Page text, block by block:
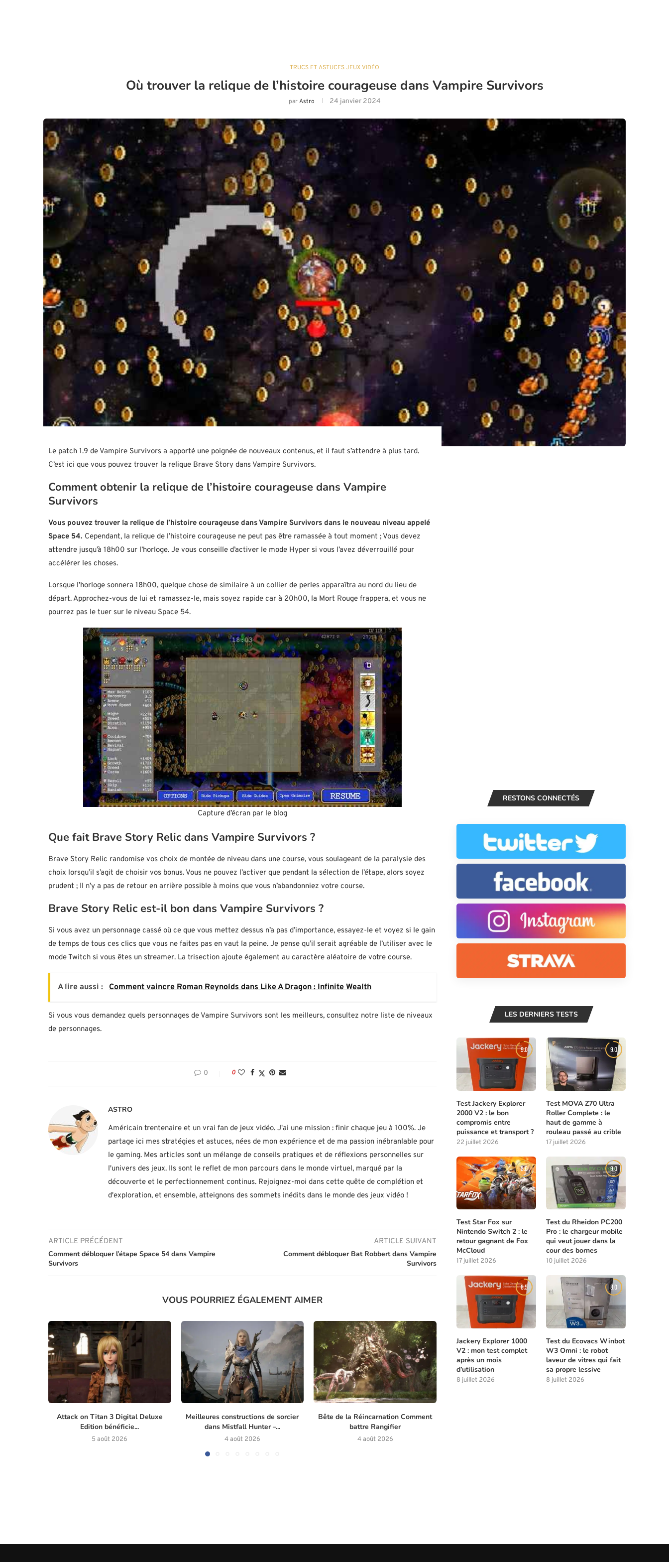
TRUCS ET ASTUCES JEUX VIDÉO
Où trouver la relique de l’histoire courageuse dans Vampire Survivors
parAstro 24 janvier 2024
Le patch 1.9 de Vampire Survivors a apporté une poignée de nouveaux contenus, et il faut s’attendre à plus tard.
C’est ici que vous pouvez trouver la relique Brave Story dans Vampire Survivors.
Comment obtenir la relique de l’histoire courageuse dans Vampire
Survivors
Vous pouvez trouver la relique de l’histoire courageuse dans Vampire Survivors dans le nouveau niveau appelé
Space 54. Cependant, la relique de l’histoire courageuse ne peut pas être ramassée à tout moment ; Vous devez
attendre jusqu’à 18h00 sur l’horloge. Je vous conseille d’activer le mode Hyper si vous l’avez déverrouillé pour
accélérer les choses.
Lorsque l’horloge sonnera 18h00, quelque chose de similaire à un collier de perles apparaîtra au nord du lieu de
départ. Approchez-vous de lui et ramassez-le, mais soyez rapide car à 20h00, la Mort Rouge frappera, et vous ne
pourrez pas le tuer sur le niveau Space 54.
Capture d’écran par le blog
Que fait Brave Story Relic dans Vampire Survivors ?
Brave Story Relic randomise vos choix de montée de niveau dans une course, vous soulageant de la paralysie des
choix lorsqu’il s’agit de choisir vos bonus. Vous ne pouvez l’activer que pendant la sélection de l’étape, alors soyez
prudent ; Il n’y a pas de retour en arrière possible à moins que vous n’abandonniez votre course.
Brave Story Relic est-il bon dans Vampire Survivors ?
Si vous avez un personnage cassé où ce que vous mettez dessus n’a pas d’importance, essayez-le et voyez si le gain
de temps de tous ces clics que vous ne faites pas en vaut la peine. Je pense qu’il serait agréable de l’utiliser avec le
mode Twitch si vous êtes un streamer. La trisection ajoute également au caractère aléatoire de votre course.
A lire aussi : Comment vaincre Roman Reynolds dans Like A Dragon : Infinite Wealth
Si vous vous demandez quels personnages de Vampire Survivors sont les meilleurs, consultez notre liste de niveaux
de personnages.
0 0
ASTRO
Américain trentenaire et un vrai fan de jeux vidéo. J'ai une mission : finir chaque jeu à 100%. Je
partage ici mes stratégies et astuces, nées de mon expérience et de ma passion inébranlable pour
le gaming. Mes articles sont un mélange de conseils pratiques et de réflexions personnelles sur
l'univers des jeux. Ils sont le reflet de mon parcours dans le monde virtuel, marqué par la
découverte et le perfectionnement continus. Rejoignez-moi dans cette quête de complétion et
d'exploration, et ensemble, atteignons des sommets inédits dans le monde des jeux vidéo !
ARTICLE PRÉCÉDENT
Comment débloquer l’étape Space 54 dans Vampire
Survivors
ARTICLE SUIVANT
Comment débloquer Bat Robbert dans Vampire
Survivors
VOUS POURRIEZ ÉGALEMENT AIMER
Attack on Titan 3 Digital Deluxe
Edition bénéficie...
5 août 2026
Meilleures constructions de sorcier
dans Mistfall Hunter –...
4 août 2026
Bête de la Réincarnation Comment
battre Rangifier
4 août 2026
RESTONS CONNECTÉS
LES DERNIERS TESTS
9.0
Test Jackery Explorer
2000 V2 : le bon
compromis entre
puissance et transport ?
22 juillet 2026
9.0
Test MOVA Z70 Ultra
Roller Complete : le
haut de gamme à
rouleau passé au crible
17 juillet 2026
8.0
Test Star Fox sur
Nintendo Switch 2 : le
retour gagnant de Fox
McCloud
17 juillet 2026
9.0
Test du Rheidon PC200
Pro : le chargeur mobile
qui veut jouer dans la
cour des bornes
10 juillet 2026
8.5
Jackery Explorer 1000
V2 : mon test complet
après un mois
d’utilisation
8 juillet 2026
8.0
Test du Ecovacs Winbot
W3 Omni : le robot
laveur de vitres qui fait
sa propre lessive
8 juillet 2026